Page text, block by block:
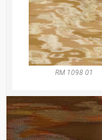
RM 1098 01